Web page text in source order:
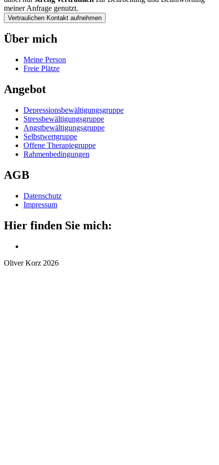
meiner Anfrage genutzt.
Vertraulichen Kontakt aufnehmen
Über mich
Meine Person
Freie Plätze
Angebot
Depressionsbewältigungsgruppe
Stressbewältigungsgruppe
Angstbewältigungsgruppe
Selbstwertgruppe
Offene Therapiegruppe
Rahmenbedingungen
AGB
Datenschutz
Impressum
Hier finden Sie mich:
Oliver Korz 2026